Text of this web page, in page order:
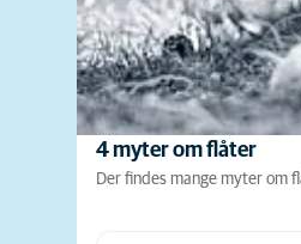
4 myter om flåter
Der findes mange myter om